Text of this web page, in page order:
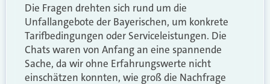
Die Fragen drehten sich rund um die
Unfallangebote der Bayerischen, um konkrete
Tarifbedingungen oder Serviceleistungen. Die
Chats waren von Anfang an eine spannende
Sache, da wir ohne Erfahrungswerte nicht
einschätzen konnten, wie groß die Nachfrage